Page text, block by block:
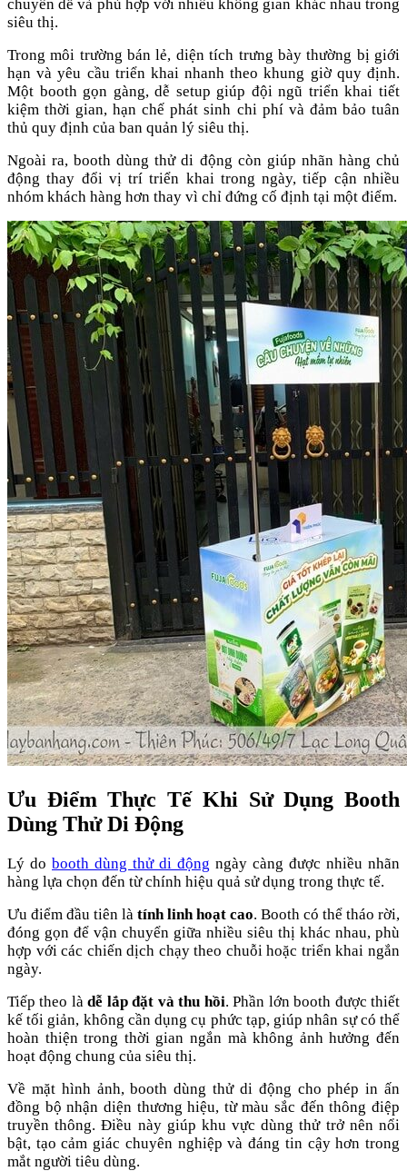
chuyển dễ và phù hợp với nhiều không gian khác nhau trong
siêu thị.
Trong môi trường bán lẻ, diện tích trưng bày thường bị giới
hạn và yêu cầu triển khai nhanh theo khung giờ quy định.
Một booth gọn gàng, dễ setup giúp đội ngũ triển khai tiết
kiệm thời gian, hạn chế phát sinh chi phí và đảm bảo tuân
thủ quy định của ban quản lý siêu thị.
Ngoài ra, booth dùng thử di động còn giúp nhãn hàng chủ
động thay đổi vị trí triển khai trong ngày, tiếp cận nhiều
nhóm khách hàng hơn thay vì chỉ đứng cố định tại một điểm.
Ưu Điểm Thực Tế Khi Sử Dụng Booth
Dùng Thử Di Động
Lý do booth dùng thử di động ngày càng được nhiều nhãn
hàng lựa chọn đến từ chính hiệu quả sử dụng trong thực tế.
Ưu điểm đầu tiên là tính linh hoạt cao. Booth có thể tháo rời,
đóng gọn để vận chuyển giữa nhiều siêu thị khác nhau, phù
hợp với các chiến dịch chạy theo chuỗi hoặc triển khai ngắn
ngày.
Tiếp theo làdễ lắp đặt và thu hồi. Phần lớn booth được thiết
kế tối giản, không cần dụng cụ phức tạp, giúp nhân sự có thể
hoàn thiện trong thời gian ngắn mà không ảnh hưởng đến
hoạt động chung của siêu thị.
Về mặt hình ảnh, booth dùng thử di động cho phép in ấn
đồng bộ nhận diện thương hiệu, từ màu sắc đến thông điệp
truyền thông. Điều này giúp khu vực dùng thử trở nên nổi
bật, tạo cảm giác chuyên nghiệp và đáng tin cậy hơn trong
mắt người tiêu dùng.